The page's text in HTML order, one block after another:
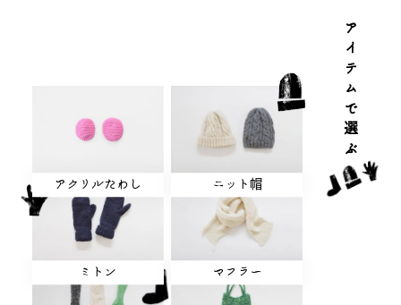
アイテムで選ぶ
アクリルたわし ニット帽
ミトン マフラー